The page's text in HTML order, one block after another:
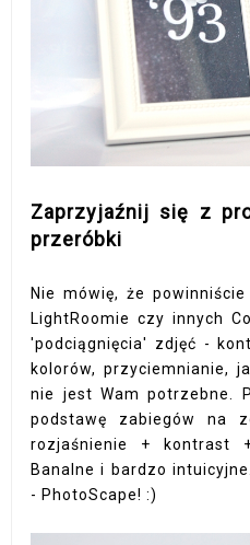
Zaprzyjaźnij się z
przeróbki
Nie mówię, że
LightRoomie czy innych
'podciągnięcia' zdjęć -
kolorów, przyciemnianie,
nie jest Wam potrzebne.
podstawę zabiegów na
rozjaśnienie + kontrast
Banalne i bardzo
- PhotoScape! :)